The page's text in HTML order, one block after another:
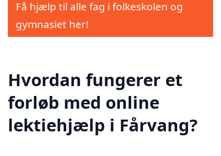
Få hjælp til alle fag i folkeskolen og
gymnasiet her!
Hvordan fungerer et
forløb med online
lektiehjælp i Fårvang?